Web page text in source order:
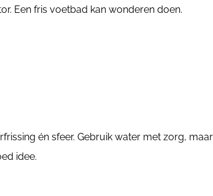
Een fris voetbad kan wonderen doen.
én sfeer. Gebruik water met zorg,
idee.